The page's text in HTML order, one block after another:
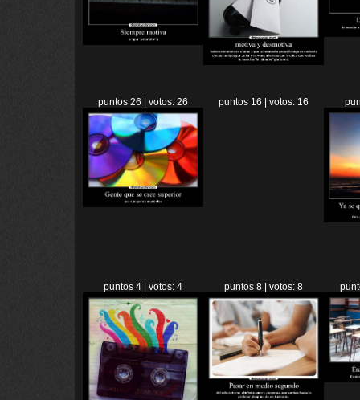
puntos 26 | votos: 26 puntos 16 | votos: 16
puntos 4 | votos: 4 puntos 8 | votos: 8